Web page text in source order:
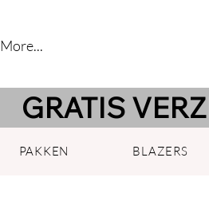
More...
PAKKEN BLAZERS
GRATIS